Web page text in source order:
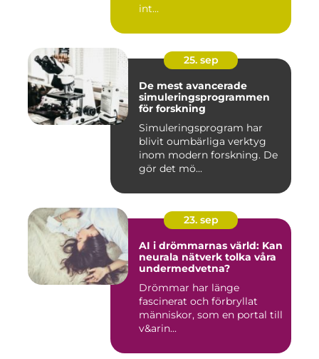
int...
25. sep
De mest avancerade
simuleringsprogrammen
för forskning
Simuleringsprogram har
blivit oumbärliga verktyg
inom modern forskning. De
gör det mö...
23. sep
AI i drömmarnas värld: Kan
neurala nätverk tolka våra
undermedvetna?
Drömmar har länge
fascinerat och förbryllat
människor, som en portal till
v&arin...